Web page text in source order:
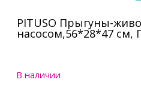
PITUSO Прыгуны-
насосом,56*28*47 см,
В наличии